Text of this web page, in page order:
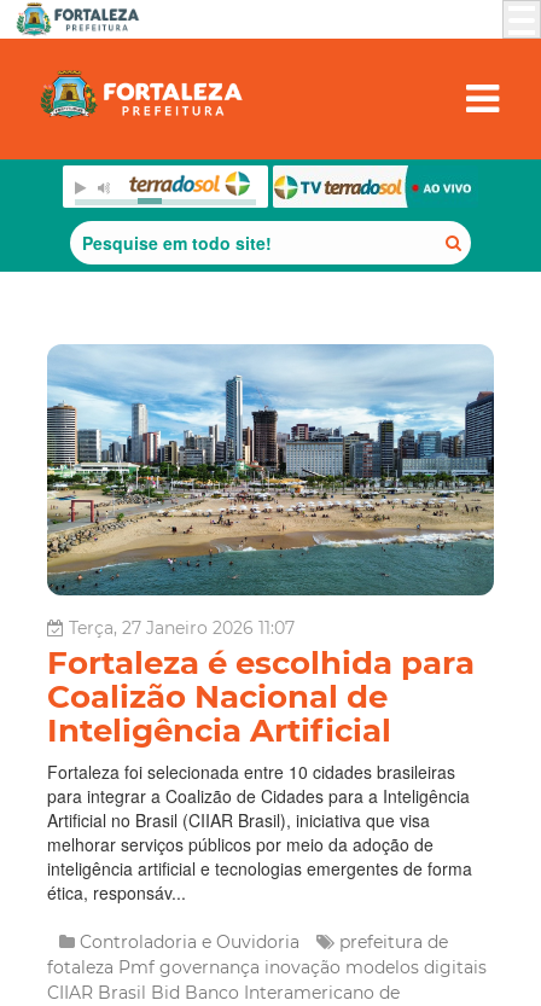
Terça, 27 Janeiro 2026 11:07
Fortaleza é escolhida para
Coalizão Nacional de
Inteligência Artificial
Fortaleza foi selecionada entre 10 cidades brasileiras
para integrar a Coalizão de Cidades para a Inteligência
Artificial no Brasil (CIIAR Brasil), iniciativa que visa
melhorar serviços públicos por meio da adoção de
inteligência artificial e tecnologias emergentes de forma
ética, responsáv...
Controladoria e Ouvidoria
prefeitura de
fotaleza Pmf governança inovação modelos digitais
CIIAR Brasil Bid Banco Interamericano de